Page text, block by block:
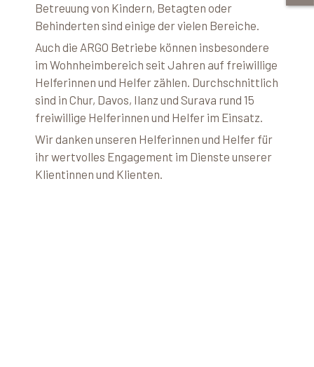
Betreuung von Kindern, Betagten oder
Behinderten sind einige der vielen Bereiche.
Auch die ARGO Betriebe können insbesondere
im Wohnheimbereich seit Jahren auf freiwillige
Helferinnen und Helfer zählen. Durchschnittlich
sind in Chur, Davos, Ilanz und Surava rund 15
freiwillige Helferinnen und Helfer im Einsatz.
Wir danken unseren Helferinnen und Helfer für
ihr wertvolles Engagement im Dienste unserer
Klientinnen und Klienten.